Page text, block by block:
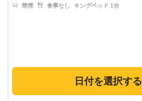
禁煙 食事なし
キングベッド 1台
日付を選択する